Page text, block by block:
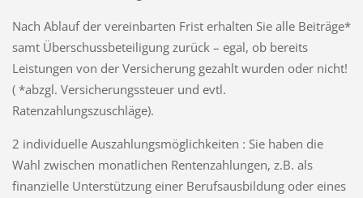
Nach Ablauf der vereinbarten Frist erhalten Sie alle Beiträge*
samt Überschussbeteiligung zurück – egal, ob bereits
Leistungen von der Versicherung gezahlt wurden oder nicht!
( *abzgl. Versicherungssteuer und evtl.
Ratenzahlungszuschläge).
2 individuelle Auszahlungsmöglichkeiten : Sie haben die
Wahl zwischen monatlichen Rentenzahlungen, z.B. als
finanzielle Unterstützung einer Berufsausbildung oder eines